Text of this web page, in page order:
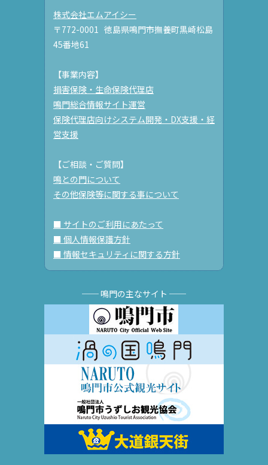
株式会社エムアイシー
〒772-0001 徳島県鳴門市撫養町黒崎松島
45番地61
【事業内容】
損害保険・生命保険代理店
鳴門総合情報サイト運営
保険代理店向けシステム開発・DX支援・経
営支援
【ご相談・ご質問】
鳴との門について
その他保険等に関する事について
■ サイトのご利用にあたって
■ 個人情報保護方針
■ 情報セキュリティに関する方針
── 鳴門の主なサイト ──